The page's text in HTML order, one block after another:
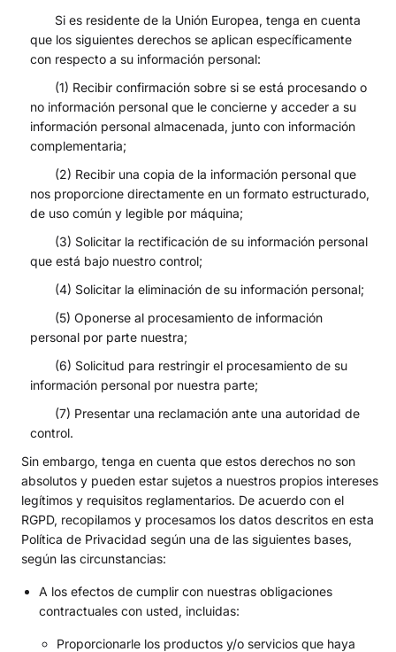
Si es residente de la Unión Europea, tenga en cuenta
que los siguientes derechos se aplican específicamente
con respecto a su información personal:
(1) Recibir confirmación sobre si se está procesando o
no información personal que le concierne y acceder a su
información personal almacenada, junto con información
complementaria;
(2) Recibir una copia de la información personal que
nos proporcione directamente en un formato estructurado,
de uso común y legible por máquina;
(3) Solicitar la rectificación de su información personal
que está bajo nuestro control;
(4) Solicitar la eliminación de su información personal;
(5) Oponerse al procesamiento de información
personal por parte nuestra;
(6) Solicitud para restringir el procesamiento de su
información personal por nuestra parte;
(7) Presentar una reclamación ante una autoridad de
control.
Sin embargo, tenga en cuenta que estos derechos no son
absolutos y pueden estar sujetos a nuestros propios intereses
legítimos y requisitos reglamentarios. De acuerdo con el
RGPD, recopilamos y procesamos los datos descritos en esta
Política de Privacidad según una de las siguientes bases,
según las circunstancias:
A los efectos de cumplir con nuestras obligaciones
contractuales con usted, incluidas:
Proporcionarle los productos y/o servicios que haya